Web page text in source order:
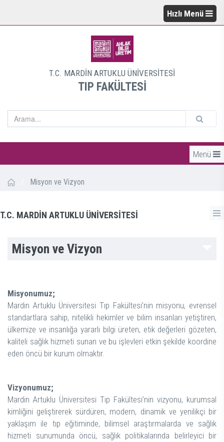
Hızlı Menü
T.C. MARDİN ARTUKLU ÜNİVERSİTESİ
TIP FAKÜLTESİ
Menü
Misyon ve Vizyon
T.C. MARDİN ARTUKLU ÜNİVERSİTESİ
Misyon ve Vizyon
Misyonumuz;
Mardin Artuklu Üniversitesi Tıp Fakültesi’nin misyonu, evrensel
standartlara sahip, nitelikli hekimler ve bilim insanları yetiştiren,
ülkemize ve insanlığa yararlı bilgi üreten, etik değerleri gözeten,
kaliteli sağlık hizmeti sunan ve bu işlevleri etkin şekilde koordine
eden öncü bir kurum olmaktır.
Vizyonumuz;
Mardin Artuklu Üniversitesi Tıp Fakültesi’nin vizyonu, kurumsal
kimliğini geliştirerek sürdüren, modern, dinamik ve yenilikçi bir
yaklaşım ile tıp eğitiminde, bilimsel araştırmalarda ve sağlık
hizmeti sunumunda öncü, sağlık politikalarında belirleyici bir